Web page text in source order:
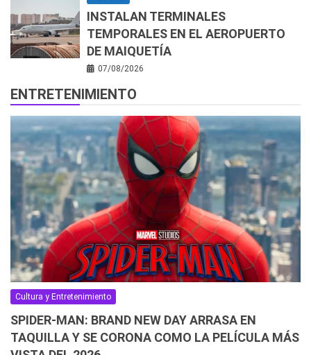
INSTALAN TERMINALES
TEMPORALES EN EL AEROPUERTO
DE MAIQUETÍA
07/08/2026
ENTRETENIMIENTO
Cultura y Entretenimiento
SPIDER-MAN: BRAND NEW DAY ARRASA EN
TAQUILLA Y SE CORONA COMO LA PELÍCULA MÁS